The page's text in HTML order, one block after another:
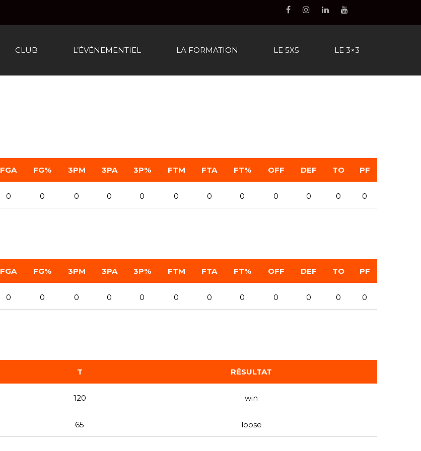
CLUB L’ÉVÉNEMENTIEL LA FORMATION LE 5X5 LE 3×3
FGA FG% 3PM 3PA 3P% FTM FTA FT% OFF DEF TO PF
0 0 0 0 0 0 0 0 0 0 0 0
FGA FG% 3PM 3PA 3P% FTM FTA FT% OFF DEF TO PF
0 0 0 0 0 0 0 0 0 0 0 0
T RÉSULTAT
120 win
65 loose